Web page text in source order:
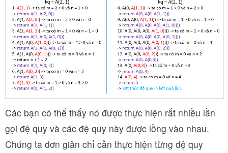
Các bạn có thể thấy nó được thực hiện rất nhiều lần
gọi đệ quy và các đệ quy này được lồng vào nhau.
Chúng ta đơn giản chỉ cần thực hiện từng đệ quy